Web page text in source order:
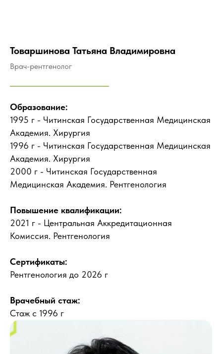
Товаршинова Татьяна Владимировна
Врач-рентгенолог
Образование:
1995 г - Читинская Государственная Медицинская
Академия. Хирургия
1996 г - Читинская Государственная Медицинская
Академия. Хирургия
2000 г - Читинская Государственная
Медицинская Академия. Рентгенология
Повышение квалификации:
2021 г - Центральная Аккредитационная
Комиссия. Рентгенология
Сертификаты:
Рентгенология до 2026 г
Врачебный стаж:
Стаж с 1996 г